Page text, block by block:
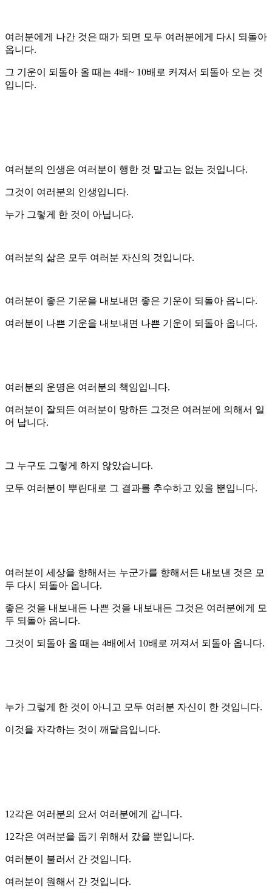
여러분에게 나간 것은 때가 되면 모두 여러분에게 다시 되돌아
옵니다.
그 기운이 되돌아 올 때는 4배~ 10배로 커져서 되돌아 오는 것
입니다.
여러분의 인생은 여러분이 행한 것 말고는 없는 것입니다.
그것이 여러분의 인생입니다.
누가 그렇게 한 것이 아닙니다.
여러분의 삶은 모두 여러분 자신의 것입니다.
여러분이 좋은 기운을 내보내면 좋은 기운이 되돌아 옵니다.
여러분이 나쁜 기운을 내보내면 나쁜 기운이 되돌아 옵니다.
여러분의 운명은 여러분의 책임입니다.
여러분이 잘되든 여러분이 망하든 그것은 여러분에 의해서 일
어 납니다.
그 누구도 그렇게 하지 않았습니다.
모두 여러분이 뿌린대로 그 결과를 추수하고 있을 뿐입니다.
여러분이 세상을 향해서는 누군가를 향해서든 내보낸 것은 모
두 다시 되돌아 옵니다.
좋은 것을 내보내든 나쁜 것을 내보내든 그것은 여러분에게 모
두 되돌아 옵니다.
그것이 되돌아 올 때는 4배에서 10배로 꺼져서 되돌아 옵니다.
누가 그렇게 한 것이 아니고 모두 여러분 자신이 한 것입니다.
이것을 자각하는 것이 깨달음입니다.
12각은 여러분의 요서 여러분에게 갑니다.
12각은 여러분을 돕기 위해서 갔을 뿐입니다.
여러분이 불러서 간 것입니다.
여러분이 원해서 간 것입니다.